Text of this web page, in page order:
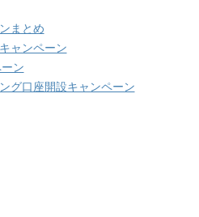
まとめ
ャンペーン
ン
グ口座開設キャンペーン